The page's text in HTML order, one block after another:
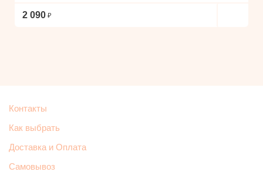
2 090
Контакты
Как выбрать
Доставка и Оплата
Самовывоз